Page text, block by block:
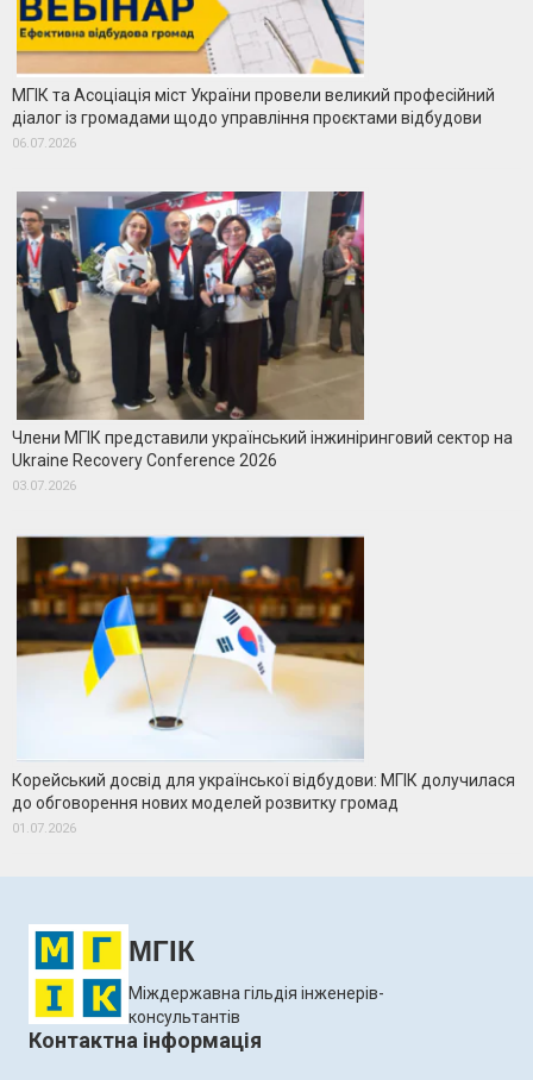
МГІК та Асоціація міст України провели великий професійний
діалог із громадами щодо управління проєктами відбудови
06.07.2026
Члени МГІК представили український інжиніринговий сектор на
Ukraine Recovery Conference 2026
03.07.2026
Корейський досвід для української відбудови: МГІК долучилася
до обговорення нових моделей розвитку громад
01.07.2026
МГІК
Міждержавна гільдія інженерів-
консультантів
Контактна інформація